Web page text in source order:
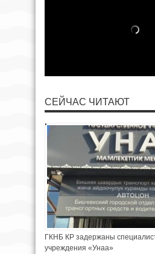
СЕЙЧАС ЧИТАЮТ
ГКНБ КР задержаны
учреждения «Унаа»